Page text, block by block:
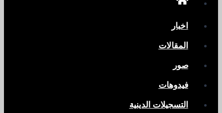
اخبار
المقالات
صور
فيدوهات
التسجيلات الدينية